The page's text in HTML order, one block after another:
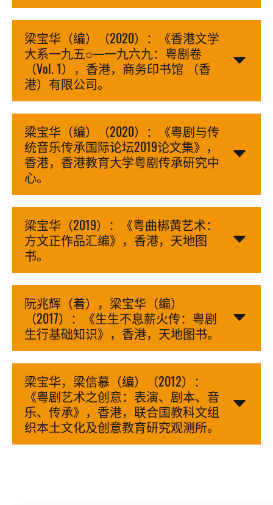
梁宝华（编）（2020）：《香港文学
大系一九五○—一九六九：粤剧卷
（Vol. 1），香港，商务印书馆 （香
港）有限公司。
梁宝华（编）（2020）：《粤剧与传
统音乐传承国际论坛2019论文集》，
香港，香港教育大学粤剧传承研究中
心。
梁宝华（2019）：《粤曲梆黄艺术：
方文正作品汇编》，香港，天地图
书。
阮兆辉（着），梁宝华（编）
（2017）：《生生不息薪火传：粤剧
生行基础知识》，香港，天地图书。
梁宝华，梁信慕（编）（2012）：
《粤剧艺术之创意：表演、剧本、音
乐、传承》，香港，联合国教科文组
织本土文化及创意教育研究观测所。